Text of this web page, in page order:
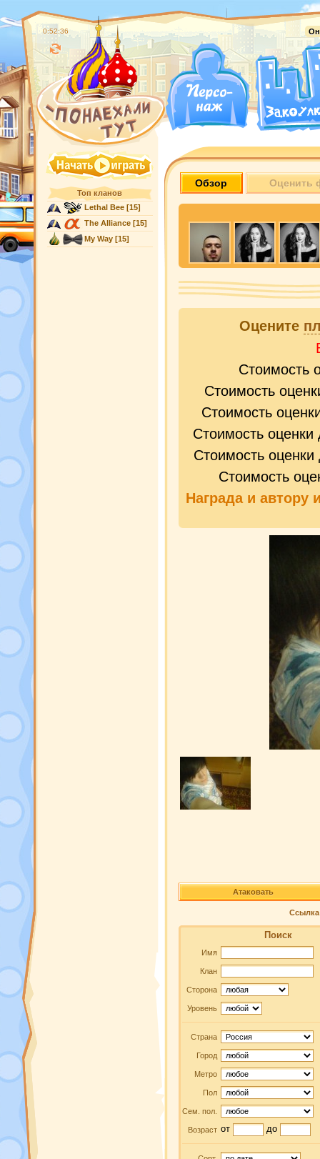
0:52:37
Топ кланов
Lethal Bee[15]
The Alliance[15]
My Way[15]
Обзор Оценить
Оцените
Стоимость
Стоимость
Стоимость
Стоимость
Стоимость
Стоимость
Награда и автору
Атаковать
Ссылка
Поиск
Имя
Клан
Сторона
Уровень
Страна
Город
Метро
Пол
Сем. пол.
Возраст от до